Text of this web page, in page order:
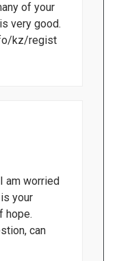
of your
very good.
kz/regist
am worried
your
hope.
can